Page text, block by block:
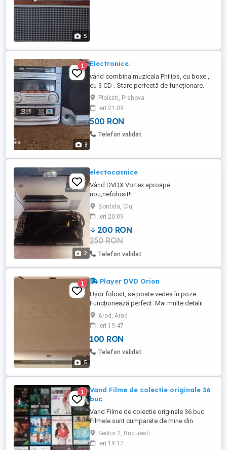
5
3
1 Electronice.
vând combina muzicala Philips, cu boxe ,
cu 3 CD . Stare perfectă de funcționare.
Preț 500 lei , negociabil.
Ploiesti, Prahova
ieri 21:09
500 RON
Telefon validat
2
electocasnice
Vând DVDX Vortex aproape
nou,nefolosit!!
Bontida, Cluj
ieri 20:09
200 RON
250 RON
Telefon validat
5
1 Player DVD Orion
Ușor folosit, se poate vedea în poze.
Funcționează perfect. Mai multe detalii
vezi în poze.
Arad, Arad
ieri 19:47
100 RON
Telefon validat
1
Vand Filme de colectie originale 36
buc
Vand Filme de colectie originale 36 buc
Filmele sunt cumparate de mine din
comert. cu timbru ORDA Vizionate o
singura data, sunt impecabile Se vinde
toata colectia.Nu se vinde la bucata Pretul
Sector 2, Bucuresti
ieri 19:17